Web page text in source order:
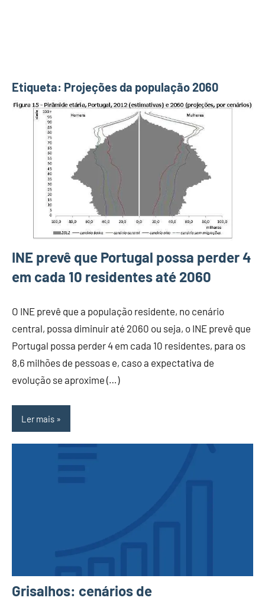
Etiqueta: Projeções da população 2060
INE prevê que Portugal possa perder 4
em cada 10 residentes até 2060
O INE prevê que a população residente, no cenário
central, possa diminuir até 2060 ou seja, o INE prevê que
Portugal possa perder 4 em cada 10 residentes, para os
8,6 milhões de pessoas e, caso a expectativa de
evolução se aproxime (…)
Ler mais
Grisalhos: cenários de